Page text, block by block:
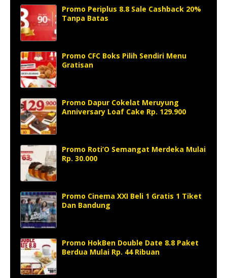
Promo Periplus 8.8 Sale Cashback 20%
Tanpa Batas
Promo CFC Boks Pilih Sendiri Menu
Gratisan
Promo Dapur Cokelat Meruyung
Anniversary Loaf Cake Rp. 129.900
Promo Roti’O Semangat Merdeka Mulai
Rp. 30.000
Promo Cinema XXI Beli 1 Gratis 1 Tiket
Dan Bandung
Promo HokBen Double Date 8.8 Paket
Berdua Mulai Rp. 44 Ribuan